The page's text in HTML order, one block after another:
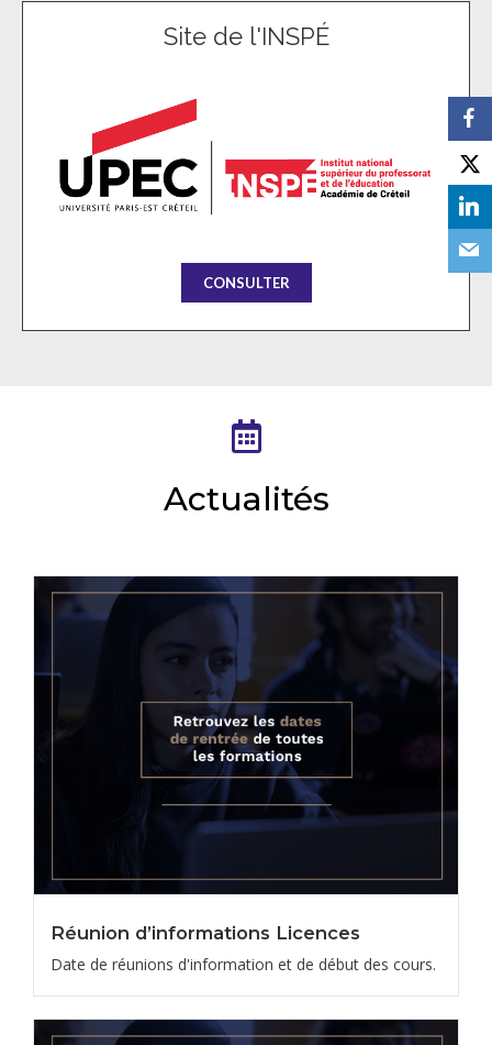
Site de l'INSPÉ
CONSULTER
Actualités
Réunion d’informations Licences
Date de réunions d'information et de début des cours.